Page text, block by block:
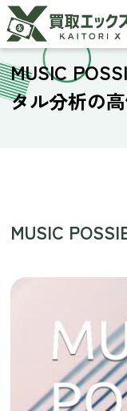
MUSIC
タル分析の
MUSIC